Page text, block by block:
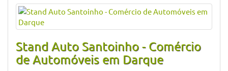
Stand Auto Santoinho - Comércio
de Automóveis em Darque